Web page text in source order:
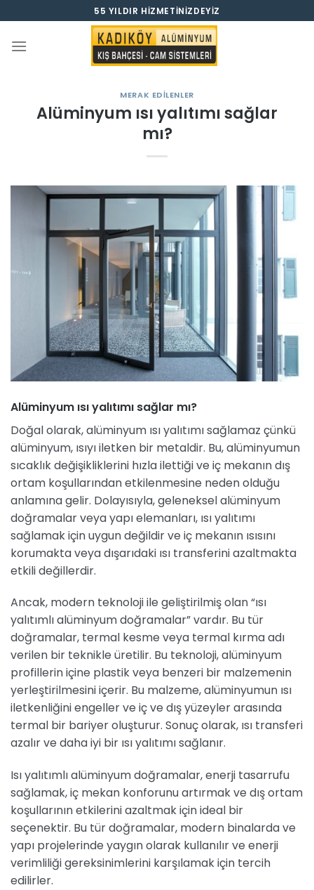
atla
55 YILDIR HIZMETINIZDEYIZ
MERAK EDILENLER
Alüminyum ısı yalıtımı sağlar
mı?
Alüminyum ısı yalıtımı sağlar mı?
Doğal olarak, alüminyum ısı yalıtımı sağlamaz çünkü
alüminyum, ısıyı iletken bir metaldir. Bu, alüminyumun
sıcaklık değişikliklerini hızla ilettiği ve iç mekanın dış
ortam koşullarından etkilenmesine neden olduğu
anlamına gelir. Dolayısıyla, geleneksel alüminyum
doğramalar veya yapı elemanları, ısı yalıtımı
sağlamak için uygun değildir ve iç mekanın ısısını
korumakta veya dışarıdaki ısı transferini azaltmakta
etkili değillerdir.
Ancak, modern teknoloji ile geliştirilmiş olan “ısı
yalıtımlı alüminyum doğramalar” vardır. Bu tür
doğramalar, termal kesme veya termal kırma adı
verilen bir teknikle üretilir. Bu teknoloji, alüminyum
profillerin içine plastik veya benzeri bir malzemenin
yerleştirilmesini içerir. Bu malzeme, alüminyumun ısı
iletkenliğini engeller ve iç ve dış yüzeyler arasında
termal bir bariyer oluşturur. Sonuç olarak, ısı transferi
azalır ve daha iyi bir ısı yalıtımı sağlanır.
Isı yalıtımlı alüminyum doğramalar, enerji tasarrufu
sağlamak, iç mekan konforunu artırmak ve dış ortam
koşullarının etkilerini azaltmak için ideal bir
seçenektir. Bu tür doğramalar, modern binalarda ve
yapı projelerinde yaygın olarak kullanılır ve enerji
verimliliği gereksinimlerini karşılamak için tercih
edilirler.